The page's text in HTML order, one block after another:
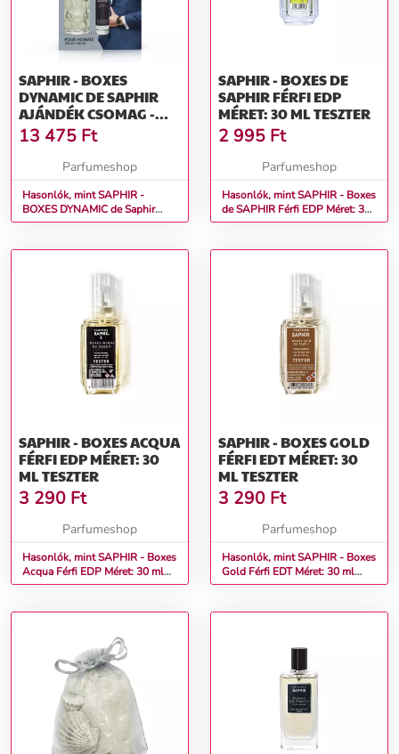
SAPHIR - BOXES
DYNAMIC DE SAPHIR
AJÁNDÉK CSOMAG -
200+30ML
13 475 Ft
Parfumeshop
Hasonlók, mint SAPHIR -
BOXES DYNAMIC de Saphir
Ajándék csomag - 200+30ml
SAPHIR - BOXES DE
SAPHIR FÉRFI EDP
MÉRET: 30 ML TESZTER
2 995 Ft
Parfumeshop
Hasonlók, mint SAPHIR - Boxes
de SAPHIR Férfi EDP Méret: 30
ml teszter
SAPHIR - BOXES ACQUA
FÉRFI EDP MÉRET: 30
ML TESZTER
3 290 Ft
Parfumeshop
Hasonlók, mint SAPHIR - Boxes
Acqua Férfi EDP Méret: 30 ml
teszter
SAPHIR - BOXES GOLD
FÉRFI EDT MÉRET: 30
ML TESZTER
3 290 Ft
Parfumeshop
Hasonlók, mint SAPHIR - Boxes
Gold Férfi EDT Méret: 30 ml
teszter